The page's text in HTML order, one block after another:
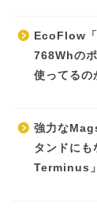
EcoFlow
768Whの
使ってるの
強力な
タンドに
Terminus